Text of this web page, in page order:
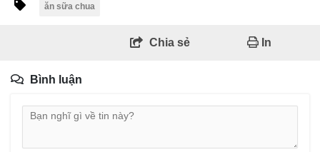
ăn sữa chua
Chia sẻ In
Bình luận